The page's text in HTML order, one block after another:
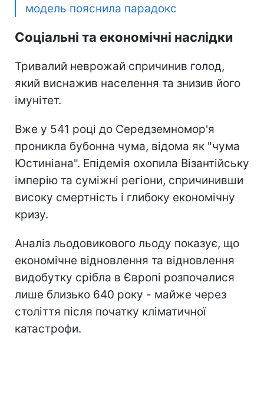
модель пояснила парадокс
Соціальні та економічні наслідки
Тривалий неврожай спричинив голод,
який виснажив населення та знизив його
імунітет.
Вже у 541 році до Середземномор'я
проникла бубонна чума, відома як "чума
Юстиніана". Епідемія охопила Візантійську
імперію та суміжні регіони, спричинивши
високу смертність і глибоку економічну
кризу.
Аналіз льодовикового льоду показує, що
економічне відновлення та відновлення
видобутку срібла в Європі розпочалися
лише близько 640 року - майже через
століття після початку кліматичної
катастрофи.